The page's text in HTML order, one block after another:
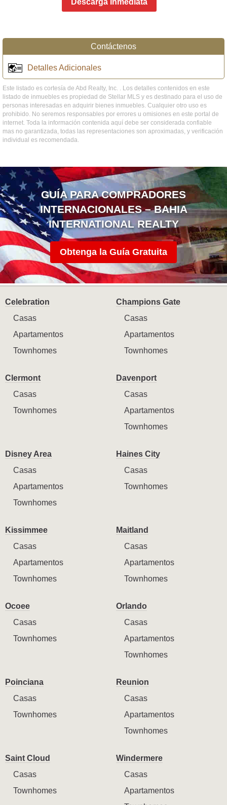
Descarga Inmediata
Contáctenos
Detalles Adicionales
Este listado es cortesía de Abd Realty, Inc. . Los detalles contenidos en este
listado de inmuebles es propiedad de Stellar MLS y es destinado para el uso de
personas interesadas en adquirir bienes inmuebles. Cualquier otro uso es
prohibido. No seremos responsables por errores u omisiones en este portal de
internet. Toda la información contenida aquí debe ser considerada confiable
mas no garantizada, todas las representaciones son aproximadas, y verificación
individual es recomendada.
GUÍA PARA COMPRADORES
INTERNACIONALES – BAHIA
INTERNATIONAL REALTY
Obtenga la Guía Gratuita
Celebration
Casas
Apartamentos
Townhomes
Champions Gate
Casas
Apartamentos
Townhomes
Clermont
Casas
Townhomes
Davenport
Casas
Apartamentos
Townhomes
Disney Area
Casas
Apartamentos
Townhomes
Haines City
Casas
Townhomes
Kissimmee
Casas
Apartamentos
Townhomes
Maitland
Casas
Apartamentos
Townhomes
Ocoee
Casas
Townhomes
Orlando
Casas
Apartamentos
Townhomes
Poinciana
Casas
Townhomes
Reunion
Casas
Apartamentos
Townhomes
Saint Cloud
Casas
Townhomes
Windermere
Casas
Apartamentos